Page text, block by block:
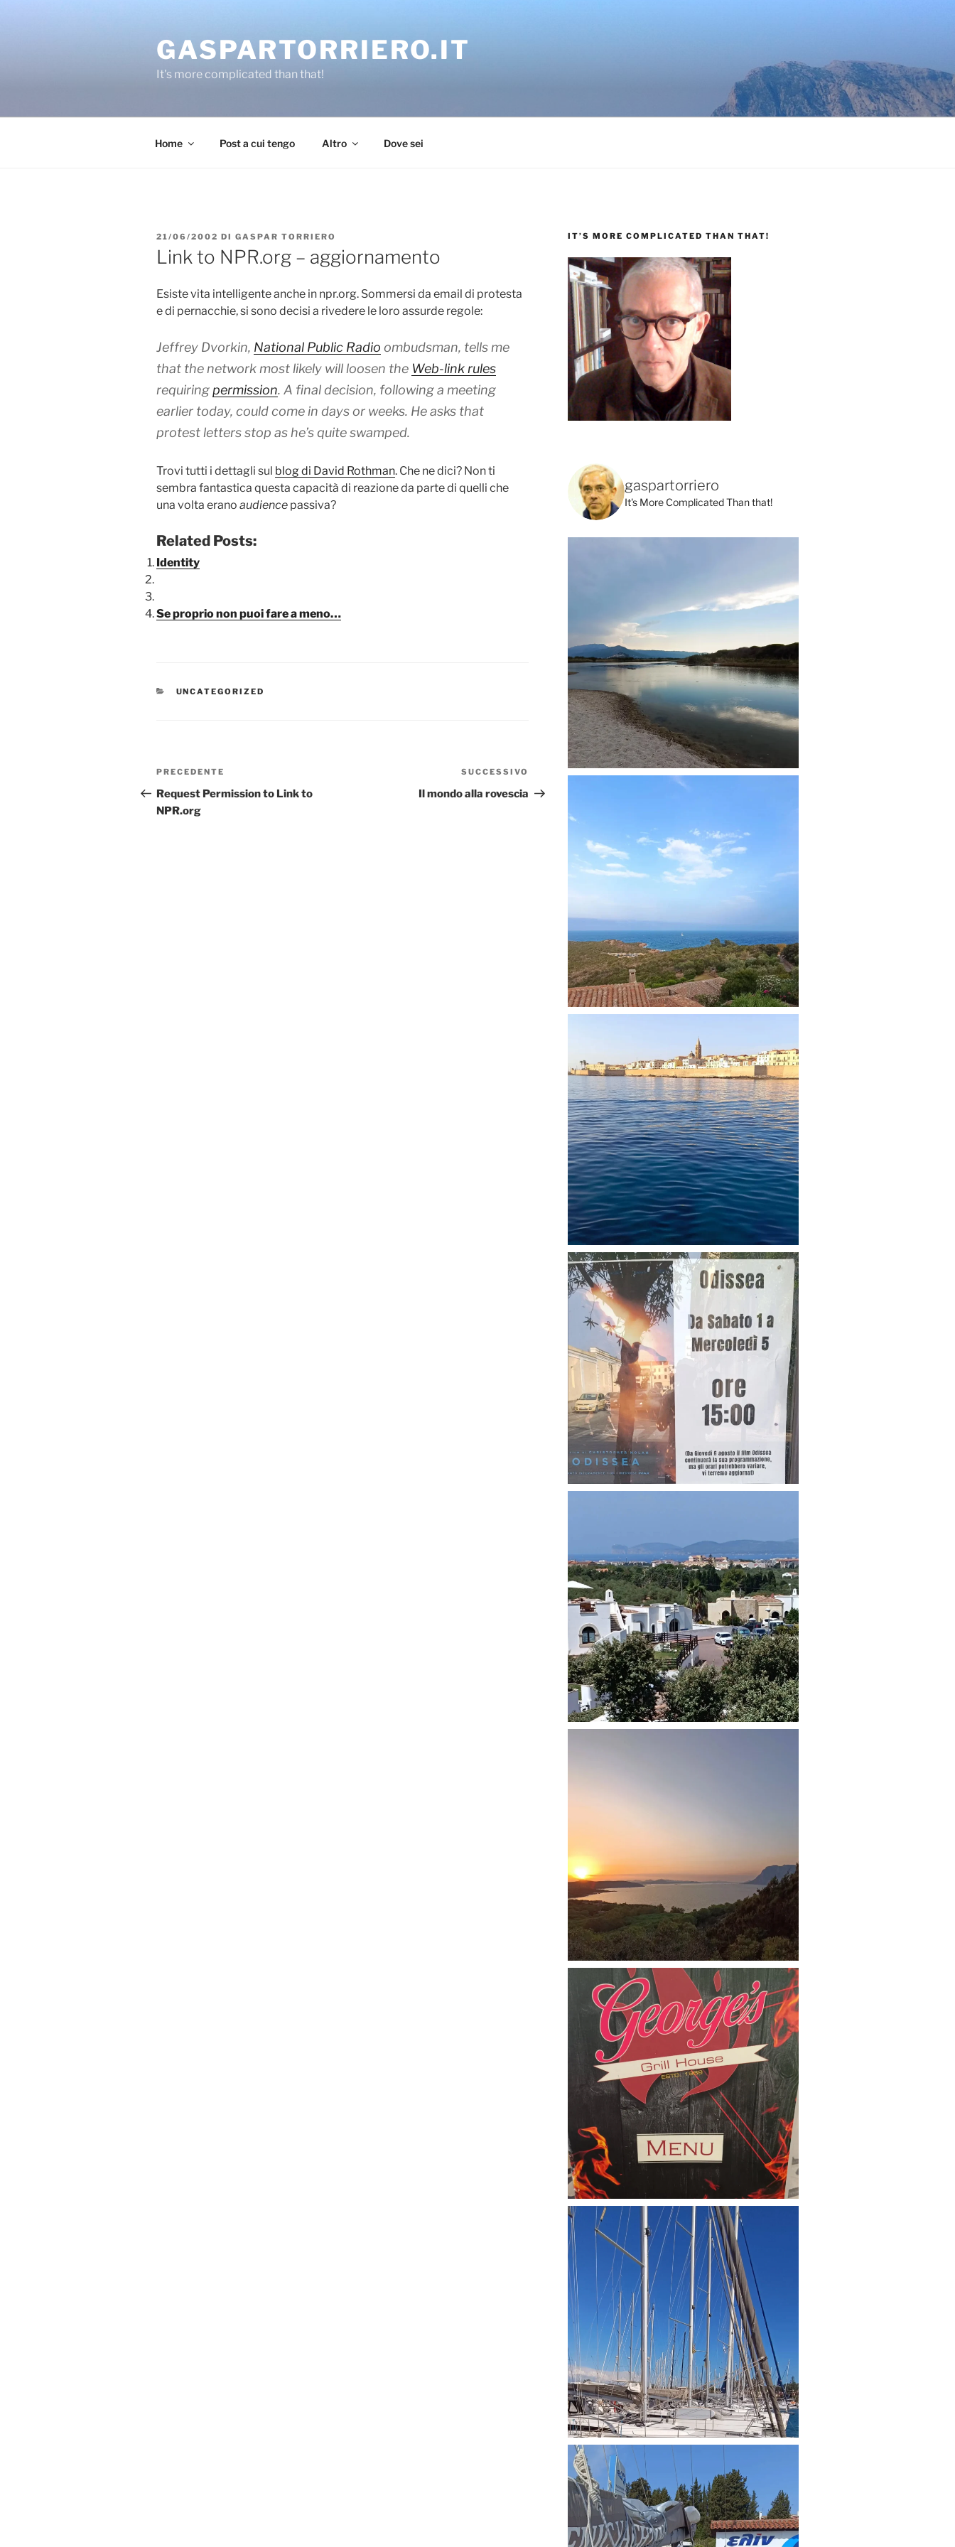
GASPARTORRIERO.IT
It's more complicated than that!
Home Post a cui tengo Altro Dove sei
PUBBLICATO
IL
21/06/2002 DI GASPAR TORRIERO
Link to NPR.org – aggiornamento
Esiste vita intelligente anche in npr.org. Sommersi da email di protesta
e di pernacchie, si sono decisi a rivedere le loro assurde regole:
Jeffrey Dvorkin, National Public Radio ombudsman, tells me
that the network most likely will loosen the Web-link rules
requiringpermission. A final decision, following a meeting
earlier today, could come in days or weeks. He asks that
protest letters stop as he’squite swamped.
Trovi tutti i dettagli sul blog di David Rothman. Che ne dici? Non ti
sembra fantastica questa capacità di reazione da parte di quelli che
una volta erano audience passiva?
Related Posts:
Identity
Se proprio non puoi fare a meno…
CATEGORIE
UNCATEGORIZED
Navigazione
articoli
Articolo
precedente:
PRECEDENTE
Request Permission to Link to
NPR.org
Articolo
successivo
SUCCESSIVO
Il mondo alla rovescia
IT’S MORE COMPLICATED THAN THAT!
gaspartorriero
It's More Complicated Than that!